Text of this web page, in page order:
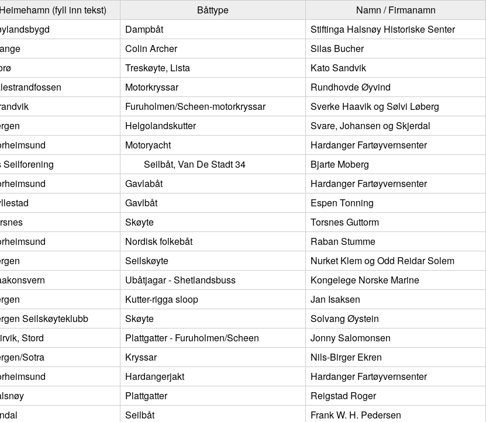
Heimehamn (fyll inn tekst) Båttype
Namn / Firmanamn
Dampbåt
Stiftinga Halsnøy Historiske Senter
Colin Archer
Silas Bucher
Treskøyte, Lista
Kato Sandvik
Motorkryssar
Rundhovde Øyvind
Furuholmen/Scheen-motorkryssar
Sverke Haavik og Sølvi Løberg
Helgolandskutter
Svare, Johansen og Skjerdal
Motoryacht
Hardanger Fartøyvernsenter
Seilforening
	Seilbåt, Van De Stadt 34
Bjarte Moberg
Gavlabåt
Hardanger Fartøyvernsenter
Gavlbåt
Espen Tonning
Skøyte
Torsnes Guttorm
Nordisk folkebåt
Raban Stumme
Seilskøyte
Nurket Klem og Odd Reidar Solem
Ubåtjagar - Shetlandsbuss
Kongelege Norske Marine
Kutter-rigga sloop
Jan Isaksen
Seilskøyteklubb Skøyte
Solvang Øystein
Stord Plattgatter - Furuholmen/Scheen
Jonny Salomonsen
Sotra Kryssar
Nils-Birger Ekren
Hardangerjakt
Hardanger Fartøyvernsenter
Plattgatter
Reigstad Roger
Seilbåt
Frank W. H. Pedersen